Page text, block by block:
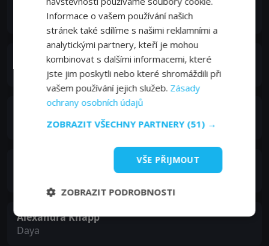
Claire Skinner
David Harewood
Samantha Bond
Alexandra Knapp
Daya
Informace o vašem používání našich
stránek také sdílíme s našimi reklamními a
analytickými partnery, kteří je mohou
kombinovat s dalšími informacemi, které
jste jim poskytli nebo které shromáždili při
vašem používání jejich služeb. Zásady
ochrany osobních údajů
ZOBRAZIT VŠECHNY PARTNERY (51) →
VŠE PŘIJMOUT
ZOBRAZIT PODROBNOSTI